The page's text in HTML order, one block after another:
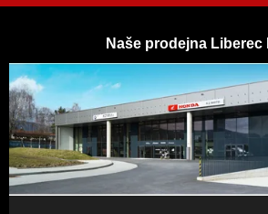
Naše prodejna Liberec